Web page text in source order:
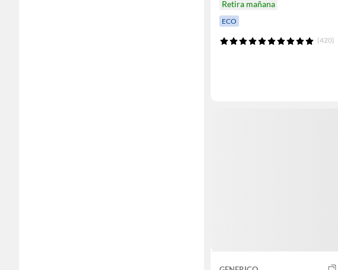
Retira mañana
ECO
(420)